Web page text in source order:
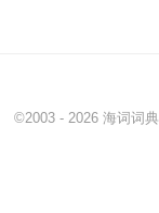
©2003 - 2026 海词词典